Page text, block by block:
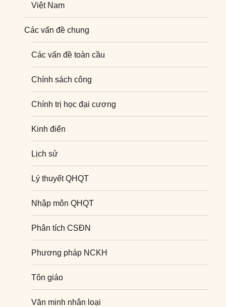
Nghiên cứu quốc tế
Việt Nam
Các vấn đề chung
Các vấn đề toàn cầu
Chính sách công
Chính trị học đại cương
Kinh điển
Lịch sử
Lý thuyết QHQT
Nhập môn QHQT
Phân tích CSĐN
Phương pháp NCKH
Tôn giáo
Văn minh nhân loại